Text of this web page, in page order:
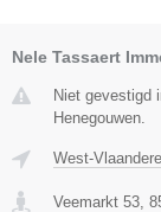
Nele Tassaert
Niet gevestigd
Henegouwen.
West-
Veemarkt 53